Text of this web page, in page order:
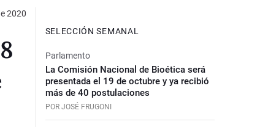
2020
SELECCIÓN SEMANAL
Parlamento
La Comisión Nacional de Bioética será
presentada el 19 de octubre y ya recibió
más de 40 postulaciones
POR JOSÉ FRUGONI